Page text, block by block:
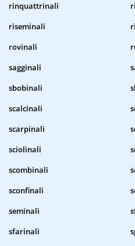
rinquattrinali
riseminali
rovinali
sagginali
sbobinali
scalcinali
scarpinali
sciolinali
scombinali
sconfinali
seminali
sfarinali